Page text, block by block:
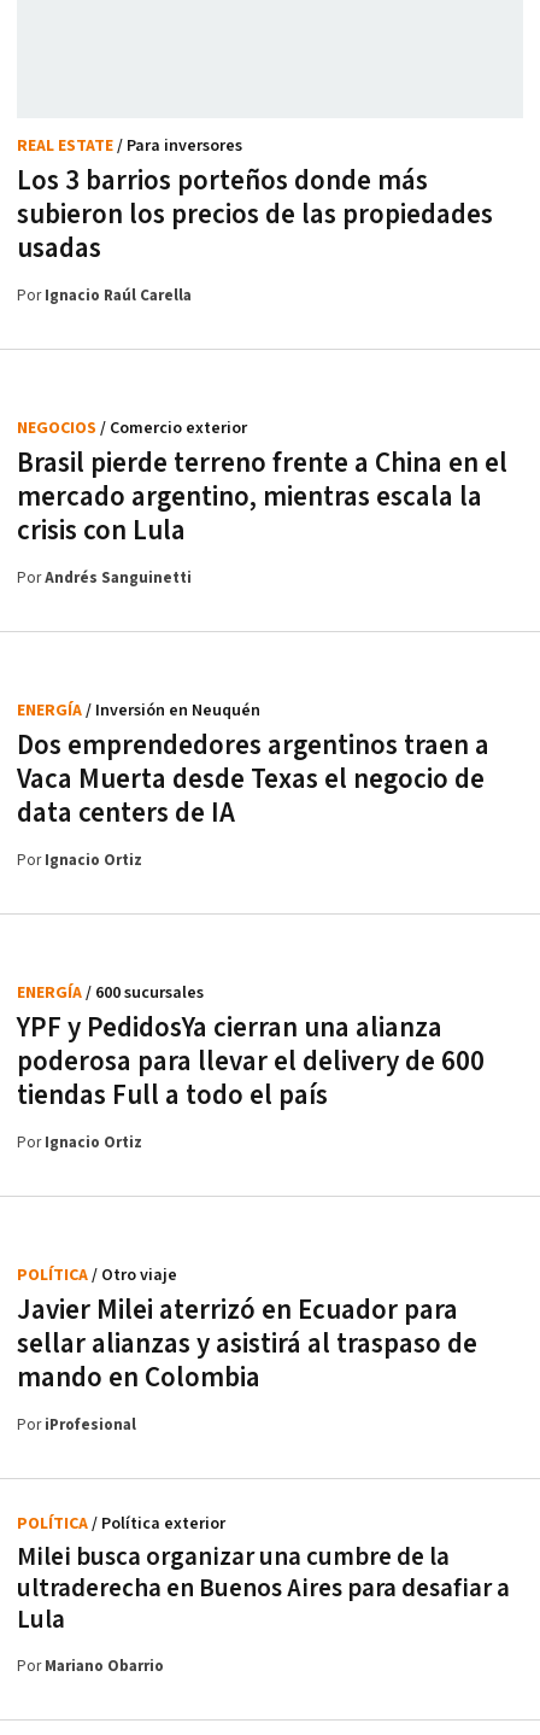
Los 3 barrios porteños donde más
subieron los precios de las propiedades
usadas
REAL ESTATE/ Para inversores
PorIgnacio Raúl Carella
Brasil pierde terreno frente a China en el
mercado argentino, mientras escala la
crisis con Lula
NEGOCIOS / Comercio exterior
PorAndrés Sanguinetti
Dos emprendedores argentinos traen a
Vaca Muerta desde Texas el negocio de
data centers de IA
ENERGÍA/ Inversión en Neuquén
PorIgnacio Ortiz
YPF y PedidosYa cierran una alianza
poderosa para llevar el delivery de 600
tiendas Full a todo el país
ENERGÍA/ 600 sucursales
PorIgnacio Ortiz
Javier Milei aterrizó en Ecuador para
sellar alianzas y asistirá al traspaso de
mando en Colombia
POLÍTICA/ Otro viaje
PoriProfesional
Milei busca organizar una cumbre de la
ultraderecha en Buenos Aires para desafiar a
Lula
POLÍTICA/ Política exterior
PorMariano Obarrio